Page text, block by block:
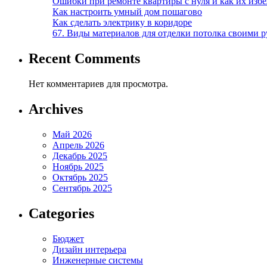
Как настроить умный дом пошагово
Как сделать электрику в коридоре
67. Виды материалов для отделки потолка своими
Recent Comments
Нет комментариев для просмотра.
Archives
Май 2026
Апрель 2026
Декабрь 2025
Ноябрь 2025
Октябрь 2025
Сентябрь 2025
Categories
Бюджет
Дизайн интерьера
Инженерные системы